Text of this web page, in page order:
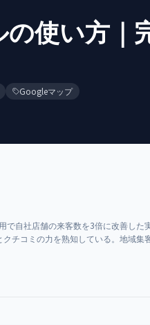
使い方｜
Googleマップ
自社店舗の来客数を3倍に改善した
チコミの力を熟知している。地域集